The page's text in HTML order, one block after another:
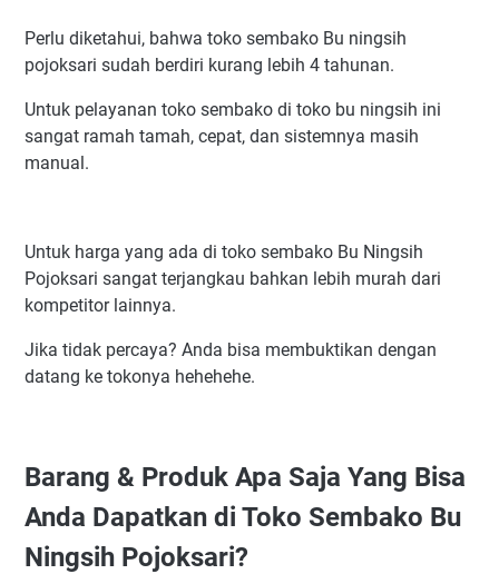
Perlu diketahui, bahwa toko sembako Bu ningsih
pojoksari sudah berdiri kurang lebih 4 tahunan.
Untuk pelayanan toko sembako di toko bu ningsih ini
sangat ramah tamah, cepat, dan sistemnya masih
manual.
Untuk harga yang ada di toko sembako Bu Ningsih
Pojoksari sangat terjangkau bahkan lebih murah dari
kompetitor lainnya.
Jika tidak percaya? Anda bisa membuktikan dengan
datang ke tokonya hehehehe.
Barang & Produk Apa Saja Yang Bisa
Anda Dapatkan di Toko Sembako Bu
Ningsih Pojoksari?